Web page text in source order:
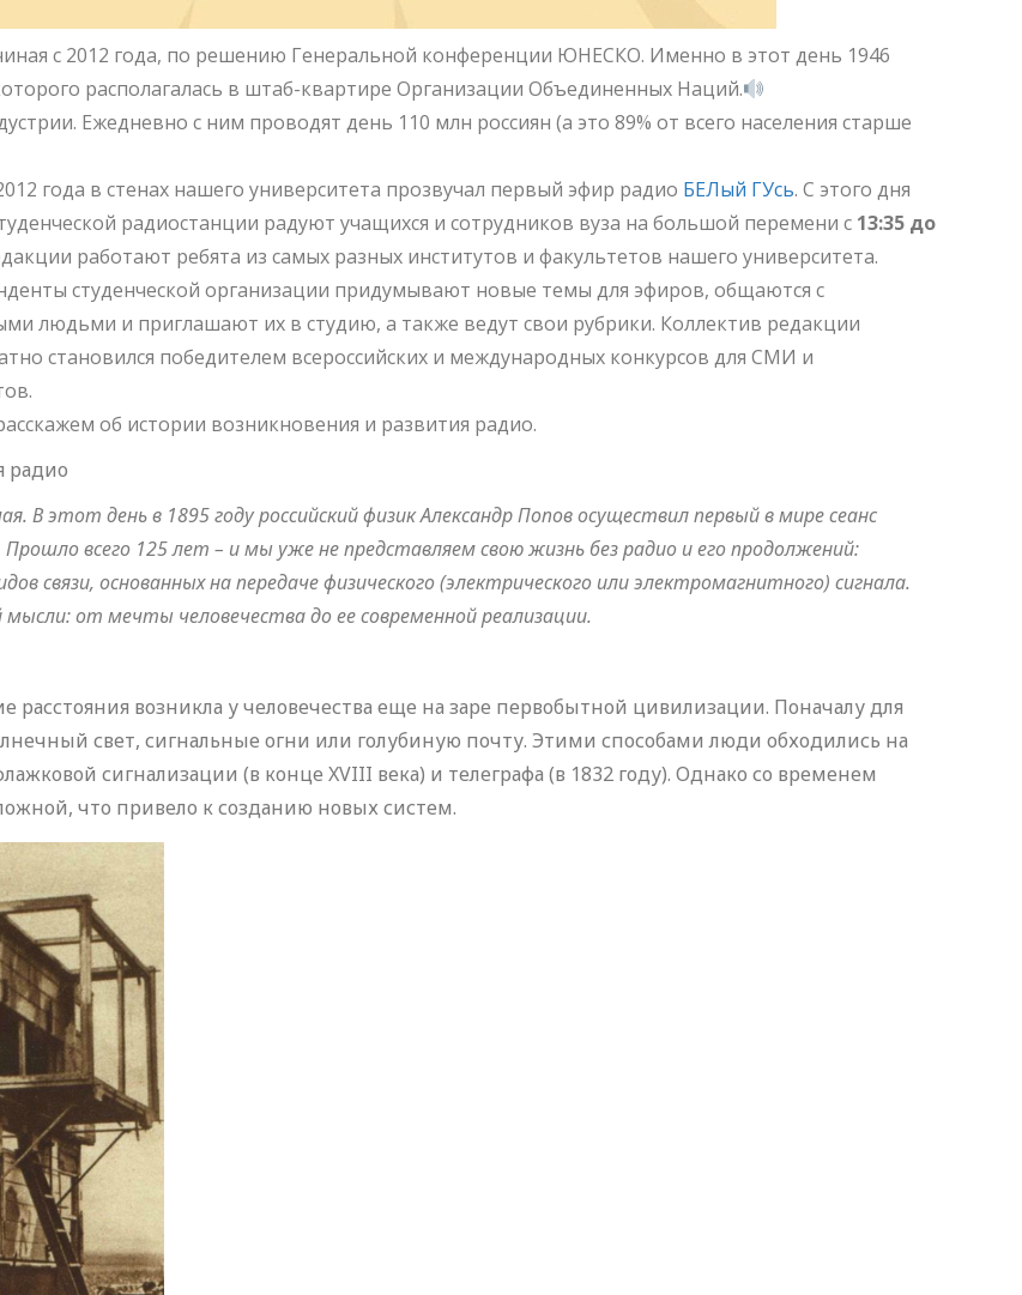
с 2012 года, по решению Генеральной конференции ЮНЕСКО. Именно в этот день 1946
располагалась в штаб-квартире Организации Объединенных Наций.
Ежедневно с ним проводят день 110 млн россиян (а это 89% от всего населения старше
года в стенах нашего университета прозвучал первый эфир радио БЕЛый ГУсь. С этого дня
радиостанции радуют учащихся и сотрудников вуза на большой перемени с 13:35 до
работают ребята из самых разных институтов и факультетов нашего университета.
студенческой организации придумывают новые темы для эфиров, общаются с
людьми и приглашают их в студию, а также ведут свои рубрики. Коллектив редакции
становился победителем всероссийских и международных конкурсов для СМИ и
об истории возникновения и развития радио.
этот день в 1895 году российский физик Александр Попов осуществил первый в мире сеанс
всего 125 лет – и мы уже не представляем свою жизнь без радио и его продолжений:
связи, основанных на передаче физического (электрического или электромагнитного) сигнала.
от мечты человечества до ее современной реализации.
возникла у человечества еще на заре первобытной цивилизации. Поначалу для
свет, сигнальные огни или голубиную почту. Этими способами люди обходились на
сигнализации (в конце XVIII века) и телеграфа (в 1832 году). Однако со временем
что привело к созданию новых систем.